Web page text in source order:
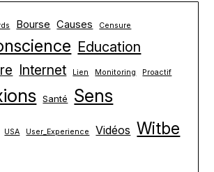
Bourse Causes Censure
Education
Internet Lien Monitoring Proactif
Santé Sens
USA User_Experience Vidéos Witbe